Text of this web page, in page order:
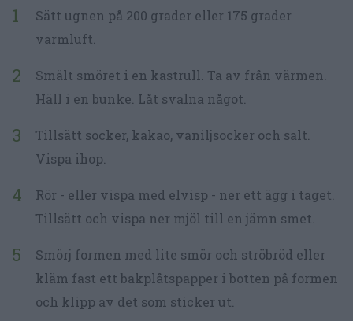
Sätt ugnen på 200 grader eller 175 grader
varmluft.
Smält smöret i en kastrull. Ta av från värmen.
Häll i en bunke. Låt svalna något.
Tillsätt socker, kakao, vaniljsocker och salt.
Vispa ihop.
Rör - eller vispa med elvisp - ner ett ägg i taget.
Tillsätt och vispa ner mjöl till en jämn smet.
Smörj formen med lite smör och ströbröd eller
kläm fast ett bakplåtspapper i botten på formen
och klipp av det som sticker ut.